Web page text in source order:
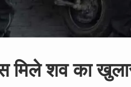
मिले शव का